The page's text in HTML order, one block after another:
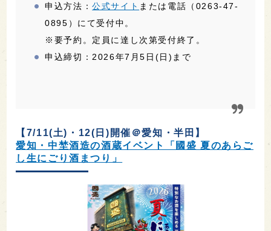
申込方法：公式サイト または電話（0263-47-
0895）にて受付中。
※要予約。定員に達し次第受付終了。
申込締切：2026年7月5日(日)まで
【7/11(土)・12(日)開催＠愛知・半田】
愛知・中埜酒造の酒蔵イベント「國盛 夏のあらご
し生にごり酒まつり」